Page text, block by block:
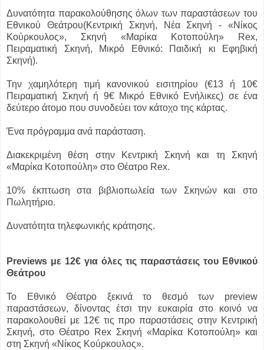
Δυνατότητα παρακολούθησης όλων των παραστάσεων του
Εθνικού Θεάτρου(Κεντρική Σκηνή, Νέα Σκηνή - «Νίκος
Κούρκουλος», Σκηνή «Μαρίκα Κοτοπούλη» Rex,
Πειραματική Σκηνή, Μικρό Εθνικό: Παιδική κι Εφηβική
Σκηνή).
Την χαμηλότερη τιμή κανονικού εισιτηρίου (€13 ή 10€
Πειραματική Σκηνή ή 9€ Μικρό Εθνικό Ενήλικες) σε ένα
δεύτερο άτομο που συνοδεύει τον κάτοχο της κάρτας.
Ένα πρόγραμμα ανά παράσταση.
Διακεκριμένη θέση στην Κεντρική Σκηνή και τη Σκηνή
«Μαρίκα Κοτοπούλη» στο Θέατρο Rex.
10% έκπτωση στα βιβλιοπωλεία των Σκηνών και στο
Πωλητήριο.
Δυνατότητα τηλεφωνικής κράτησης.
Previews με 12€ για όλες τις παραστάσεις του Εθνικού
Θεάτρου
Το Εθνικό Θέατρο ξεκινά το θεσμό των preview
παραστάσεων, δίνοντας έτσι την ευκαιρία στο κοινό να
παρακολουθεί με 12€ τις προ παραστάσεις στην Κεντρική
Σκηνή, στο Θέατρο Rex Σκηνή «Μαρίκα Κοτοπούλη» και
στη Σκηνή «Νίκος Κούρκουλος».